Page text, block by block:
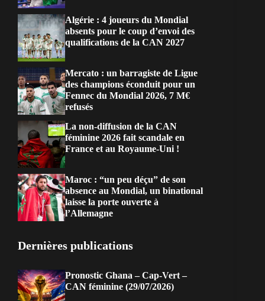
Algérie : 4 joueurs du Mondial
absents pour le coup d’envoi des
qualifications de la CAN 2027
Mercato : un barragiste de Ligue
des champions éconduit pour un
Fennec du Mondial 2026, 7 M€
refusés
La non-diffusion de la CAN
féminine 2026 fait scandale en
France et au Royaume-Uni !
Maroc : “un peu déçu” de son
absence au Mondial, un binational
laisse la porte ouverte à
l’Allemagne
Dernières publications
Pronostic Ghana – Cap-Vert –
CAN féminine (29/07/2026)